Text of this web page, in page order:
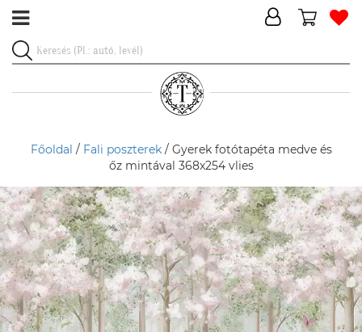
Főoldal / Fali poszterek/ Gyerek fotótapéta medve és
őz mintával 368x254 vlies